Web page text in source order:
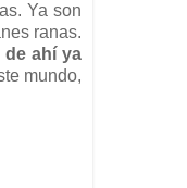
Ya son
ranas.
de ahí ya
mundo,